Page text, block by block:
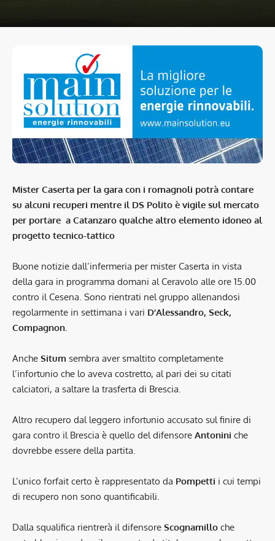
Mister Caserta per la gara con i romagnoli potrà contare
su alcuni recuperi mentre il DS Polito è vigile sul mercato
per portare a Catanzaro qualche altro elemento idoneo al
progetto tecnico-tattico
Buone notizie dall’infermeria per mister Caserta in vista
della gara in programma domani al Ceravolo alle ore 15.00
contro il Cesena. Sono rientrati nel gruppo allenandosi
regolarmente in settimana i vari D’Alessandro, Seck,
Compagnon.
Anche Situm sembra aver smaltito completamente
l’infortunio che lo aveva costretto, al pari dei su citati
calciatori, a saltare la trasferta di Brescia.
Altro recupero dal leggero infortunio accusato sul finire di
gara contro il Brescia è quello del difensore Antonini che
dovrebbe essere della partita.
L’unico forfait certo è rappresentato da Pompetti i cui tempi
di recupero non sono quantificabili.
Dalla squalifica rientrerà il difensore Scognamillo che